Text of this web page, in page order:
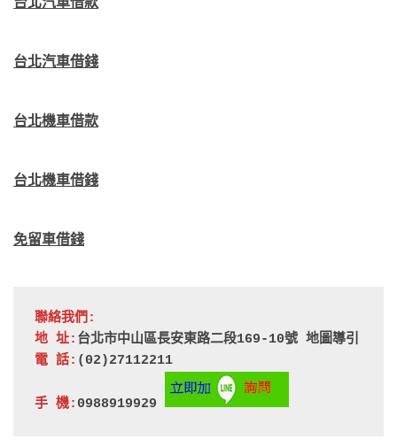
台北汽車借錢
台北機車借款
台北機車借錢
免留車借錢
聯絡我們:
地 址: 台北市中山區長安東路二段169-10號 地圖導引
電 話: (02)27112211
手 機: 0988919929